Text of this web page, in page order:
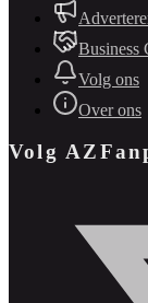
Business
Volg ons
Over ons
Volg